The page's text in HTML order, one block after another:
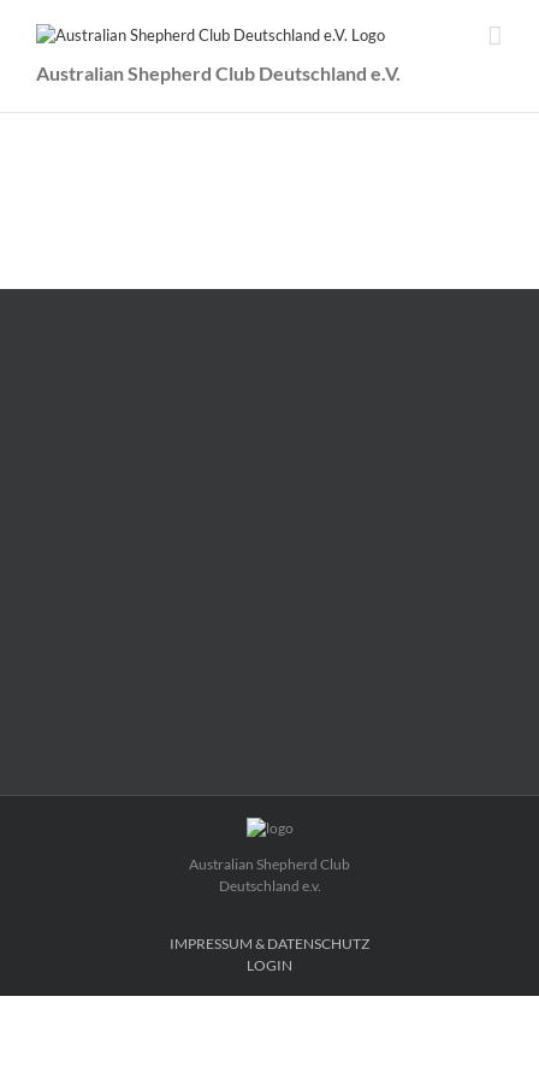
Inhalt
Australian Shepherd Club Deutschland e.V.
Australian Shepherd Club
Deutschland e.v.
IMPRESSUM & DATENSCHUTZ
LOGIN